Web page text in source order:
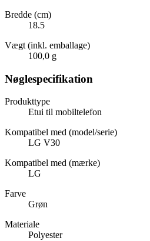
Bredde (cm)
18.5
Vægt (inkl. emballage)
100,0 g
Nøglespecifikation
Produkttype
Etui til mobiltelefon
Kompatibel med (model/serie)
LG V30
Kompatibel med (mærke)
LG
Farve
Grøn
Materiale
Polyester